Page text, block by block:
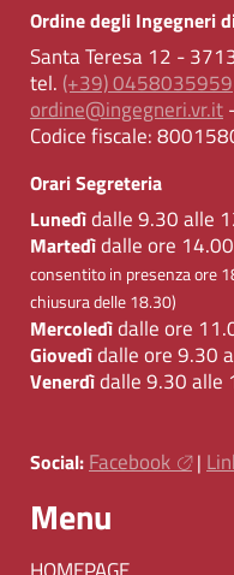
Ordine degli Ingegneri
Santa Teresa 12 -
tel. (+39) 0458035959
ordine@ingegneri.vr.it
Codice fiscale:
Orari Segreteria
Lunedìdalle 9.30 alle
Martedìdalle ore
consentito in presenza ore
chiusura delle 18.30)
Mercoledìdalle ore
Giovedìdalle ore 9.30
Venerdìdalle 9.30 alle
Social: Facebook |
Menu